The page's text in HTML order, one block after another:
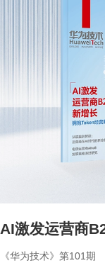
AI激发运营商
《华为技术》第101期